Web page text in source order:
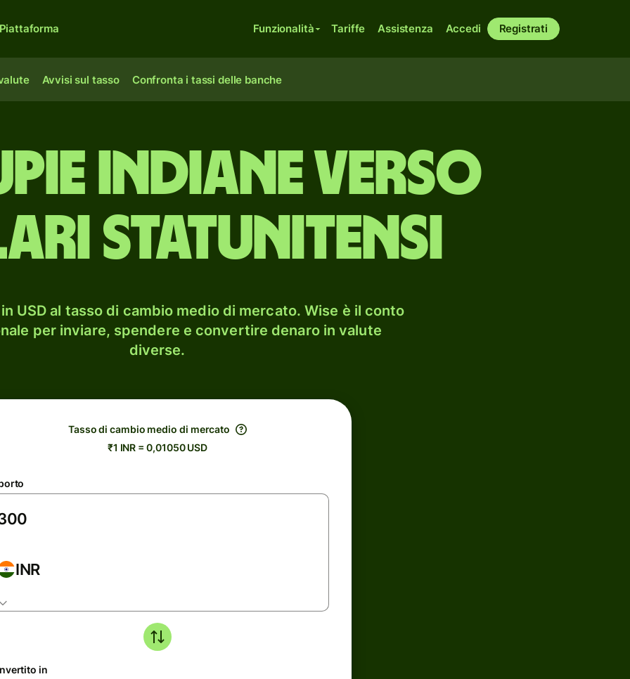
Funzionalità Tariffe Assistenza Accedi Registrati
Avvisi sul tasso Confronta i tassi delle banche
indiane verso
statunitensi
USD al tasso di cambio medio di mercato. Wise è il conto
per inviare, spendere e convertire denaro in valute
diverse.
Tasso di cambio medio di mercato
₹1 INR = 0,01050 USD
INR
in